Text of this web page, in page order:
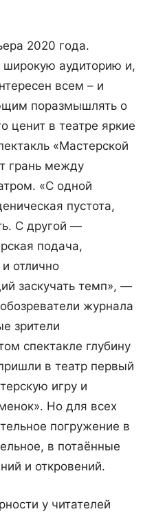
2020 года.
широкую аудиторию и,
всем – и
поразмышлять о
ценит в театре яркие
«Мастерской
грань между
«С одной
пустота,
С другой —
подача,
отлично
заскучать темп», —
журнала
зрители
спектакле глубину
в театр первый
игру и
Но для всех
погружение в
в потаённые
и откровений.
у читателей